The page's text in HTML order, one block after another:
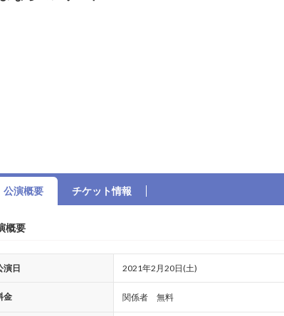
公演概要 チケット情報
概要
演日 2021年2月20日(土)
金 関係者 無料